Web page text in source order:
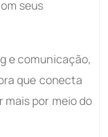
seus
e comunicação,
que conecta
por meio do